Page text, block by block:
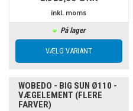
inkl. moms
På lager
WOBEDO - BIG SUN Ø110 -
VÆGELEMENT (FLERE
FARVER)